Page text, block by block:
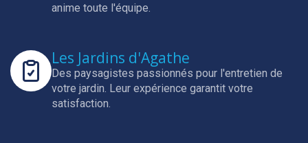
anime toute l'équipe.
Les Jardins d'Agathe
Des paysagistes passionnés pour l'entretien de
votre jardin. Leur expérience garantit votre
satisfaction.